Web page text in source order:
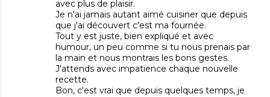
avec plus de plaisir.
Je n'ai jamais autant aimé cuisiner que depuis
que j'ai découvert c'est ma fournée.
Tout y est juste, bien expliqué et avec
humour, un peu comme si tu nous prenais par
la main et nous montrais les bons gestes.
J'attends avec impatience chaque nouvelle
recette.
Bon, c'est vrai que depuis quelques temps, je